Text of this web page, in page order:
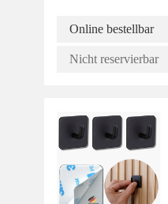
Online bestellbar
Nicht reservierbar